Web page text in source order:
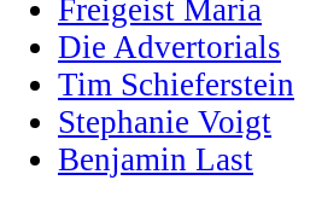
Freigeist Maria
Die Advertorials
Tim Schieferstein
Stephanie Voigt
Benjamin Last